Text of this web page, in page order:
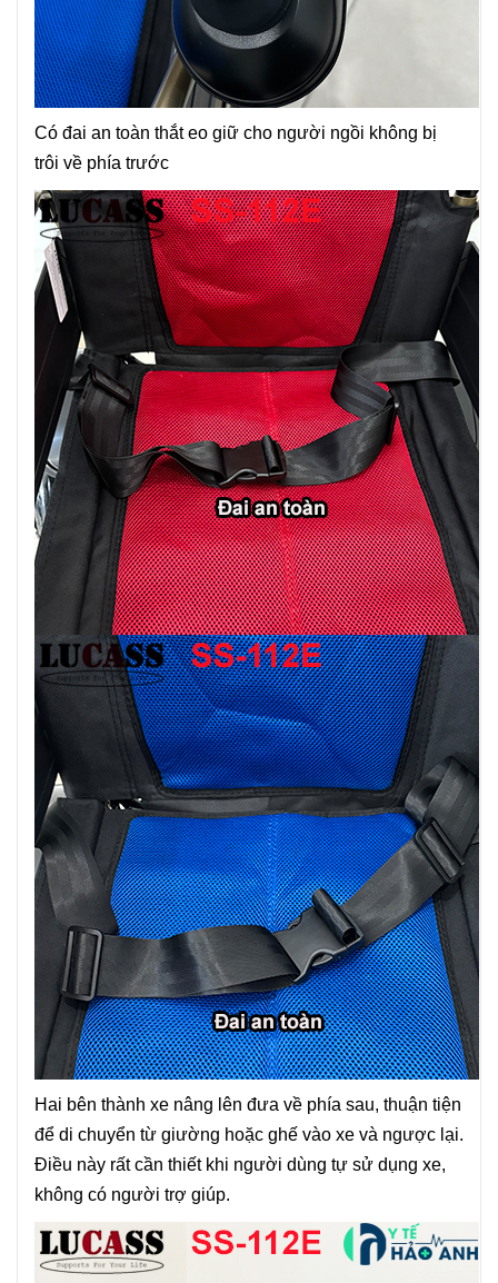
Có đai an toàn thắt eo giữ cho người ngồi không bị
trôi về phía trước
Hai bên thành xe nâng lên đưa về phía sau, thuận tiện
để di chuyển từ giường hoặc ghế vào xe và ngược lại.
Điều này rất cần thiết khi người dùng tự sử dụng xe,
không có người trợ giúp.